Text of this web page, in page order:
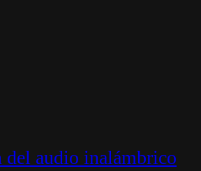
audio inalámbrico